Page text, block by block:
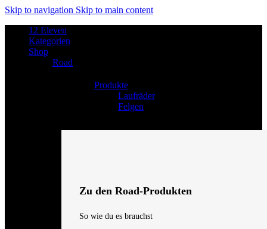
Skip to navigation Skip to main content
12 Eleven
Kategorien
Shop
Road
Produkte
Laufräder
Felgen
Zu den Road-Produkten
So wie du es brauchst